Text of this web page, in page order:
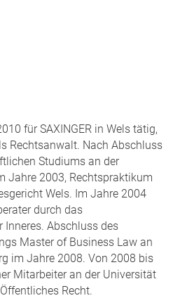
für SAXINGER in Wels tätig,
Rechtsanwalt. Nach Abschluss
Studiums an der
Jahre 2003, Rechtspraktikum
Wels. Im Jahre 2004
durch das
Abschluss des
Master of Business Law an
im Jahre 2008. Von 2008 bis
Mitarbeiter an der Universität
Recht.